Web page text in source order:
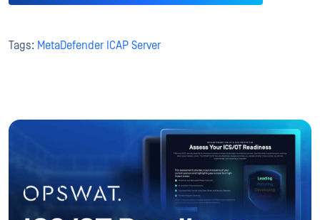
Tags: MetaDefender ICAP Server